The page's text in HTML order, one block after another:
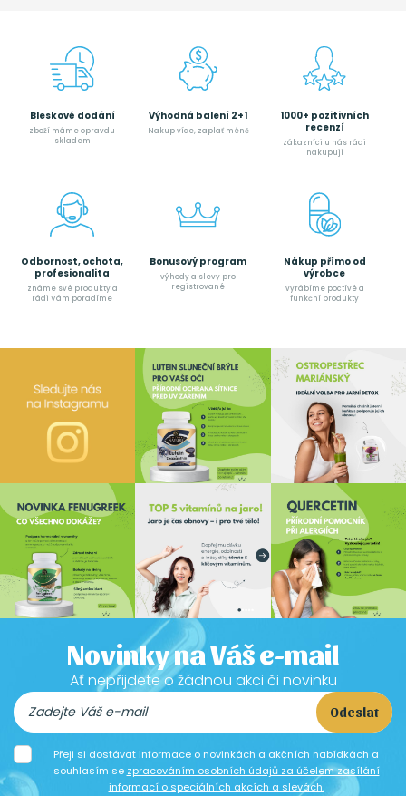
Bleskové dodání
zboží máme opravdu
skladem
Výhodná balení 2+1
Nakup více, zaplať méně
1000+ pozitivních
recenzí
zákazníci u nás rádi
nakupují
Odbornost, ochota,
profesionalita
známe své produkty a
rádi Vám poradíme
Bonusový program
výhody a slevy pro
registrované
Nákup přímo od
výrobce
vyrábíme poctívé a
funkční produkty
Novinky na Váš e-mail
Ať nepřijdete o žádnou akci či novinku
Odeslat
Přeji si dostávat informace o novinkách a akčních nabídkách a
souhlasím se zpracováním osobních údajů za účelem zasílání
informací o speciálních akcích a slevách.